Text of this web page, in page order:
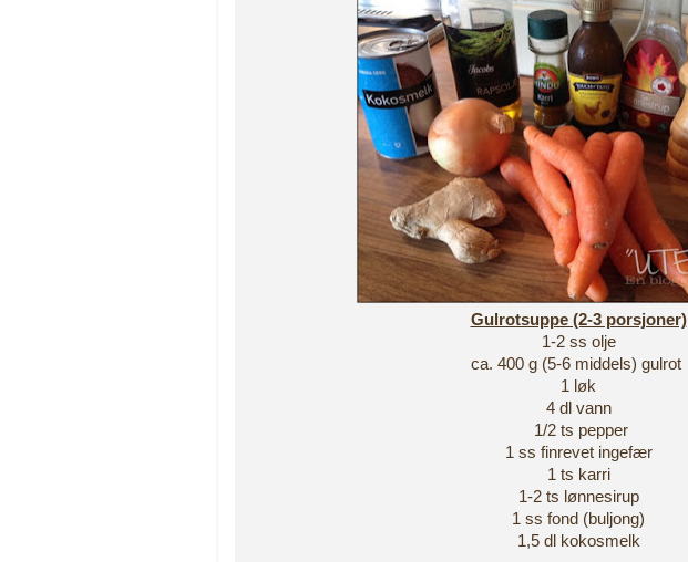
Gulrotsuppe (2-3 porsjoner)
1-2 ss olje
ca. 400 g (5-6 middels) gulrot
1 løk
4 dl vann
1/2 ts pepper
1 ss finrevet ingefær
1 ts karri
1-2 ts lønnesirup
1 ss fond (buljong)
1,5 dl kokosmelk